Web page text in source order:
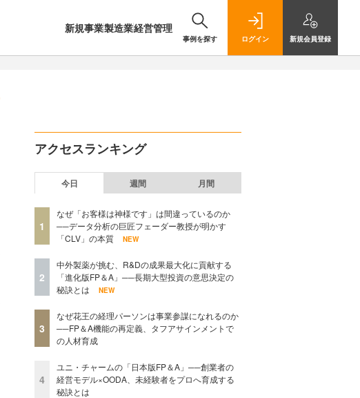
新規事業製造業経営管理
事例を探す ログイン 新規会員登録
アクセスランキング
今日 週間 月間
1
なぜ「お客様は神様です」は間違っているのか
──データ分析の巨匠フェーダー教授が明かす
「CLV」の本質
NEW
2
中外製薬が挑む、R&Dの成果最大化に貢献する
「進化版FP＆A」──長期大型投資の意思決定の
秘訣とは
NEW
3
なぜ花王の経理パーソンは事業参謀になれるのか
──FP＆A機能の再定義、タフアサインメントで
の人材育成
4
ユニ・チャームの「日本版FP＆A」──創業者の
経営モデル×OODA、未経験者をプロへ育成する
秘訣とは